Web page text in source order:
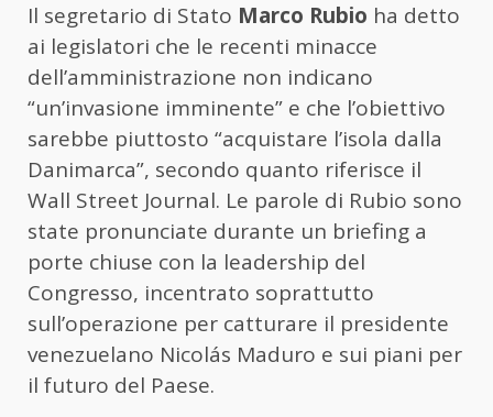
Il segretario di Stato Marco Rubio ha detto
ai legislatori che le recenti minacce
dell’amministrazione non indicano
“un’invasione imminente” e che l’obiettivo
sarebbe piuttosto “acquistare l’isola dalla
Danimarca”, secondo quanto riferisce il
Wall Street Journal. Le parole di Rubio sono
state pronunciate durante un briefing a
porte chiuse con la leadership del
Congresso, incentrato soprattutto
sull’operazione per catturare il presidente
venezuelano Nicolás Maduro e sui piani per
il futuro del Paese.